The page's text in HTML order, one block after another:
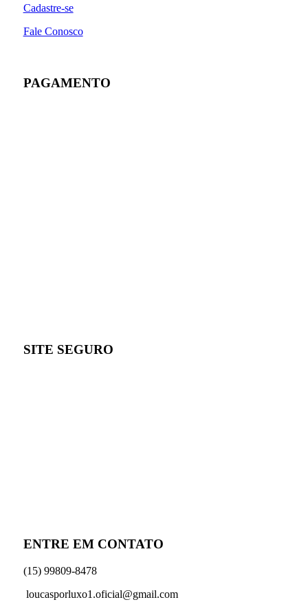
Cadastre-se
Fale Conosco
PAGAMENTO
SITE SEGURO
ENTRE EM CONTATO
(15) 99809-8478
loucasporluxo1.oficial@gmail.com